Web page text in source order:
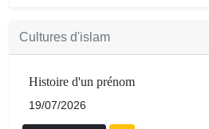
Cultures d'islam
Histoire d'un prénom
19/07/2026